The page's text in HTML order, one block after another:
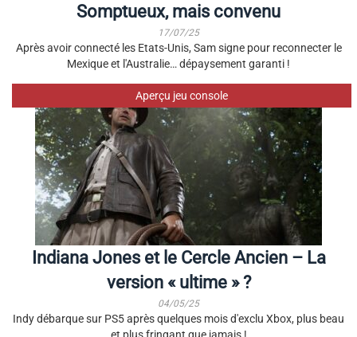
Somptueux, mais convenu
17/07/25
Après avoir connecté les Etats-Unis, Sam signe pour reconnecter le
Mexique et l'Australie… dépaysement garanti !
Aperçu jeu console
Indiana Jones et le Cercle Ancien – La
version « ultime » ?
04/05/25
Indy débarque sur PS5 après quelques mois d'exclu Xbox, plus beau